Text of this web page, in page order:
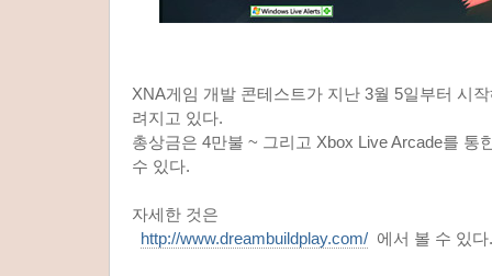
XNA게임 개발 콘테스트가 지난 3월 5일부터 시
려지고 있다.
총상금은 4만불 ~ 그리고 Xbox Live Arcade를 통
수 있다.
자세한 것은
http://www.dreambuildplay.com/ 에서 볼 수 있다.